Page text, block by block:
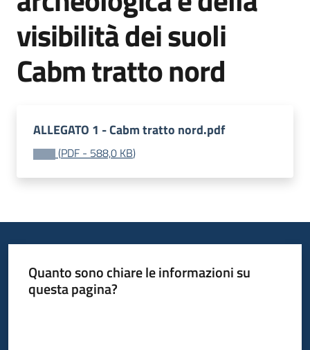
visibilità dei suoli
Cabm tratto nord
ALLEGATO 1 - Cabm tratto nord.pdf
(PDF - 588,0 KB)
Quanto sono chiare le informazioni su
questa pagina?